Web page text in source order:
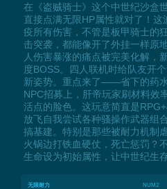
在《盗贼骑士》这个中世纪沙盒
直接点满无限HP属性就对了！这
疫所有伤害，不管是板甲骑士的
击突袭，都能像开了外挂一样原
人伤害暴涨的痛点被完美化解，
度BOSS。四人联机时给队友开
新姿势。重点来了——省下的药
NPC招募上，肝帝玩家刷材料效
活点的脸色。这玩意简直是
放飞自我尝试各种骚操作武器组
搞基建。特别是那些被耐力机制
火锅边打铁血硬仗，死亡惩罚？
生命设为初始属性，让中世纪生
无限耐力 NUM2